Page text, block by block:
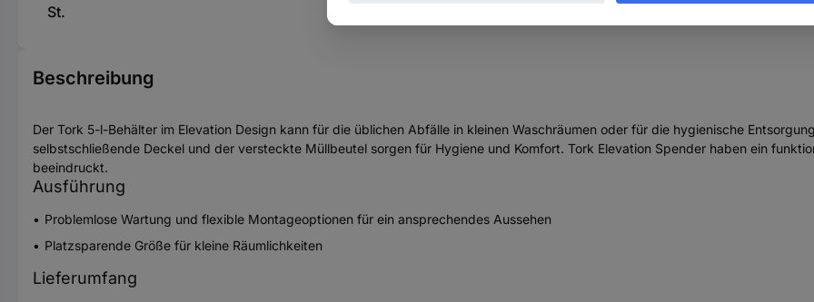
St.
Beschreibung
Der Tork 5-l-Behälter im Elevation Design kann für die üblichen Abfälle in kleinen Waschräumen oder für die hygienische
selbstschließende Deckel und der versteckte Müllbeutel sorgen für Hygiene und Komfort. Tork Elevation Spender haben ein
beeindruckt.
Ausführung
Problemlose Wartung und flexible Montageoptionen für ein ansprechendes Aussehen
Platzsparende Größe für kleine Räumlichkeiten
Lieferumfang